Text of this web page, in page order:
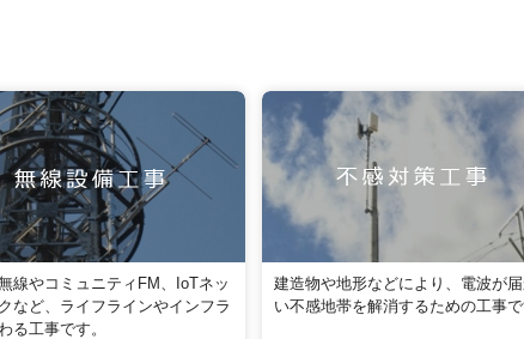
線やコミュニティFM、IoTネッ
など、ライフラインやインフラ
る工事です。
建造物や地形などにより、電波が
い不感地帯を解消するための工事で